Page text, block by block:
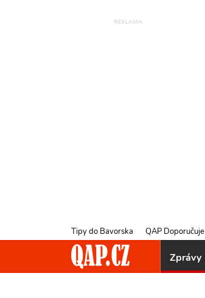
Tipy do Bavorska QAP Doporučuje
Zprávy